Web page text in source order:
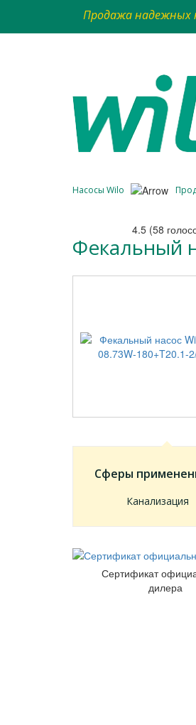
Продажа надежных
Насосы Wilo
4.5 (58
Фекальный
Сферы
Канализация
Сертификат
дилера